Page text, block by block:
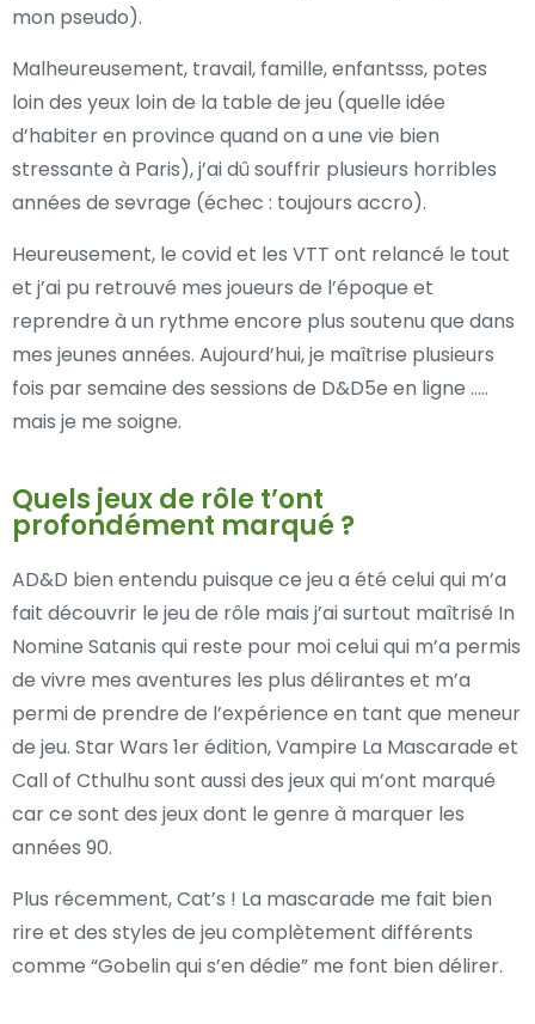
mon pseudo).
Malheureusement, travail, famille, enfantsss, potes
loin des yeux loin de la table de jeu (quelle idée
d’habiter en province quand on a une vie bien
stressante à Paris), j’ai dû souffrir plusieurs horribles
années de sevrage (échec : toujours accro).
Heureusement, le covid et les VTT ont relancé le tout
et j’ai pu retrouvé mes joueurs de l’époque et
reprendre à un rythme encore plus soutenu que dans
mes jeunes années. Aujourd’hui, je maîtrise plusieurs
fois par semaine des sessions de D&D5e en ligne …..
mais je me soigne.
Quels jeux de rôle t’ont
profondément marqué ?
AD&D bien entendu puisque ce jeu a été celui qui m’a
fait découvrir le jeu de rôle mais j’ai surtout maîtrisé In
Nomine Satanis qui reste pour moi celui qui m’a permis
de vivre mes aventures les plus délirantes et m’a
permi de prendre de l’expérience en tant que meneur
de jeu. Star Wars 1er édition, Vampire La Mascarade et
Call of Cthulhu sont aussi des jeux qui m’ont marqué
car ce sont des jeux dont le genre à marquer les
années 90.
Plus récemment, Cat’s ! La mascarade me fait bien
rire et des styles de jeu complètement différents
comme “Gobelin qui s’en dédie” me font bien délirer.